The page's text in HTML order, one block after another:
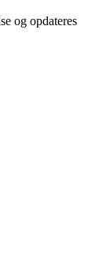
og opdateres